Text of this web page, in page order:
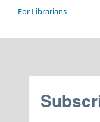
For Librarians